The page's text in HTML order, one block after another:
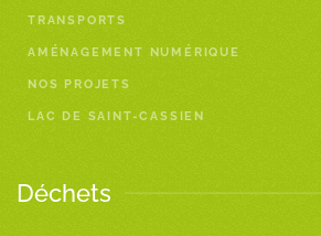
TRANSPORTS
AMÉNAGEMENT NUMÉRIQUE
NOS PROJETS
LAC DE SAINT-CASSIEN
Déchets